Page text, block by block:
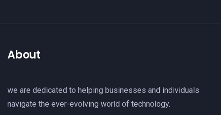
About
we are dedicated to helping businesses and individuals
navigate the ever-evolving world of technology.